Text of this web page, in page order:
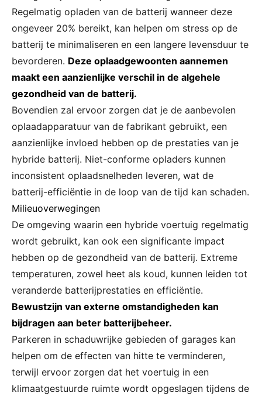
Regelmatig opladen van de batterij wanneer deze
ongeveer 20% bereikt, kan helpen om stress op de
batterij te minimaliseren en een langere levensduur te
bevorderen. Deze oplaadgewoonten aannemen
maakt een aanzienlijke verschil in de algehele
gezondheid van de batterij.
Bovendien zal ervoor zorgen dat je de aanbevolen
oplaadapparatuur van de fabrikant gebruikt, een
aanzienlijke invloed hebben op de prestaties van je
hybride batterij. Niet-conforme opladers kunnen
inconsistent oplaadsnelheden leveren, wat de
batterij-efficiëntie in de loop van de tijd kan schaden.
Milieuoverwegingen
De omgeving waarin een hybride voertuig regelmatig
wordt gebruikt, kan ook een significante impact
hebben op de gezondheid van de batterij. Extreme
temperaturen, zowel heet als koud, kunnen leiden tot
veranderde batterijprestaties en efficiëntie.
Bewustzijn van externe omstandigheden kan
bijdragen aan beter batterijbeheer.
Parkeren in schaduwrijke gebieden of garages kan
helpen om de effecten van hitte te verminderen,
terwijl ervoor zorgen dat het voertuig in een
klimaatgestuurde ruimte wordt opgeslagen tijdens de